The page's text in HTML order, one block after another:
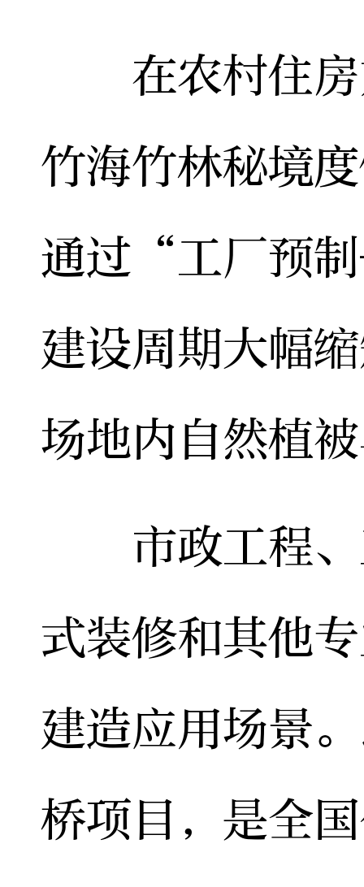
在农村住房
竹海竹林秘境
通过“工厂预
建设周期大幅
场地内自然植
市政工程、
式装修和其他
建造应用场景
桥项目，是全